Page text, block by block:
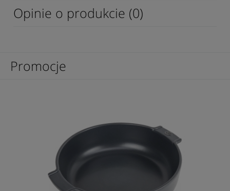
Opinie o produkcie (0)
Promocje